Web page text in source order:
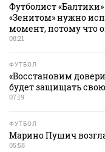
Футболист
«Зенитом» нужно
момент, потому что
08:21
ФУТБОЛ
«Восстановим
будет защищать
07:19
ФУТБОЛ
Марино Пушич
05:58